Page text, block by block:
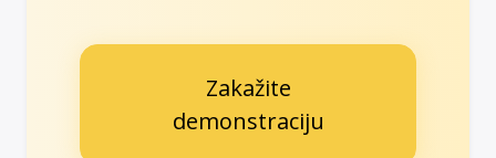
Zakažite
demonstraciju